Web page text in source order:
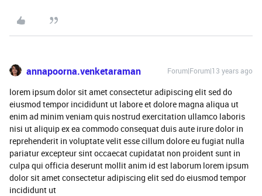
annapoorna.venketaraman Forum|Forum|13 years ago
lorem ipsum dolor sit amet consectetur adipiscing elit sed do
eiusmod tempor incididunt ut labore et dolore magna aliqua ut
enim ad minim veniam quis nostrud exercitation ullamco laboris
nisi ut aliquip ex ea commodo consequat duis aute irure dolor in
reprehenderit in voluptate velit esse cillum dolore eu fugiat nulla
pariatur excepteur sint occaecat cupidatat non proident sunt in
culpa qui officia deserunt mollit anim id est laborum lorem ipsum
dolor sit amet consectetur adipiscing elit sed do eiusmod tempor
incididunt ut